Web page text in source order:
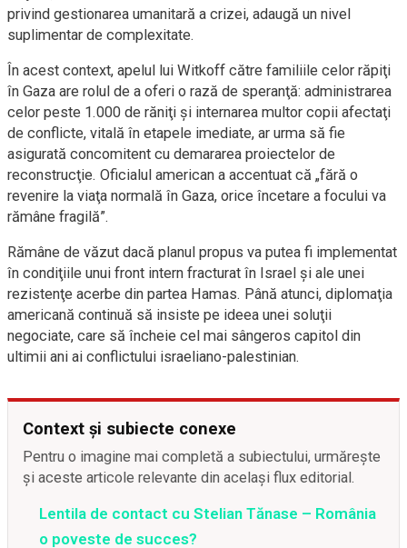
privind gestionarea umanitară a crizei, adaugă un nivel
suplimentar de complexitate.
În acest context, apelul lui Witkoff către familiile celor răpiţi
în Gaza are rolul de a oferi o rază de speranţă: administrarea
celor peste 1.000 de răniţi şi internarea multor copii afectaţi
de conflicte, vitală în etapele imediate, ar urma să fie
asigurată concomitent cu demararea proiectelor de
reconstrucţie. Oficialul american a accentuat că „fără o
revenire la viaţa normală în Gaza, orice încetare a focului va
rămâne fragilă”.
Rămâne de văzut dacă planul propus va putea fi implementat
în condiţiile unui front intern fracturat în Israel şi ale unei
rezistenţe acerbe din partea Hamas. Până atunci, diplomaţia
americană continuă să insiste pe ideea unei soluţii
negociate, care să încheie cel mai sângeros capitol din
ultimii ani ai conflictului israeliano-palestinian.
Context și subiecte conexe
Pentru o imagine mai completă a subiectului, urmărește
și aceste articole relevante din același flux editorial.
Lentila de contact cu Stelian Tănase – România
o poveste de succes?